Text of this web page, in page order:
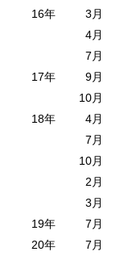
16年
3月
4月
7月
17年
9月
10月
18年
4月
7月
10月
2月
3月
19年
7月
20年
7月